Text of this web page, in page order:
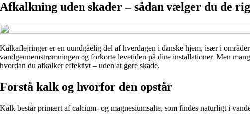
Afkalkning uden skader – sådan vælger du de
Kalkaflejringer er en uundgåelig del af hverdagen i danske hjem, især i
vandgennemstrømningen og forkorte levetiden på dine installationer. Men
hvordan du afkalker effektivt – uden at gøre skade.
Forstå kalk og hvorfor den opstår
Kalk består primært af calcium- og magnesiumsalte, som findes naturligt i